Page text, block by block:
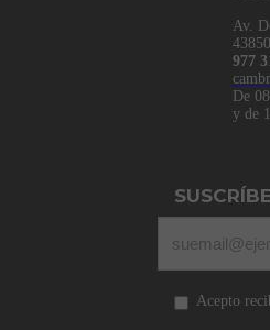
Av.
977
De
y de
Acepto